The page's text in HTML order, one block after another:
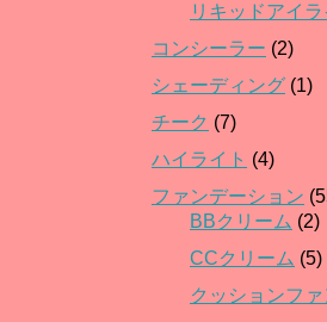
リキッドアイ
コンシーラー (2)
シェーディング (1)
チーク (7)
ハイライト (4)
ファンデーション
BBクリーム (2)
CCクリーム (5)
クッションフ